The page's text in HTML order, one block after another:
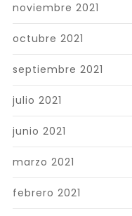
noviembre 2021
octubre 2021
septiembre 2021
julio 2021
junio 2021
marzo 2021
febrero 2021